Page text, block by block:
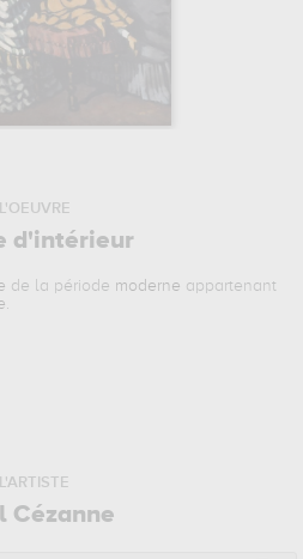
L'OEUVRE
d'intérieur
de la période moderne appartenant
.
L'ARTISTE
Cézanne